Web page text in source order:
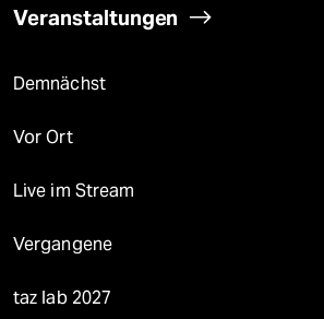
Veranstaltungen
Demnächst
Vor Ort
Live im Stream
Vergangene
taz lab 2027